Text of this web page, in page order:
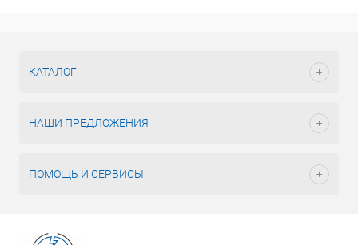
КАТАЛОГ
НАШИ ПРЕДЛОЖЕНИЯ
ПОМОЩЬ И СЕРВИСЫ